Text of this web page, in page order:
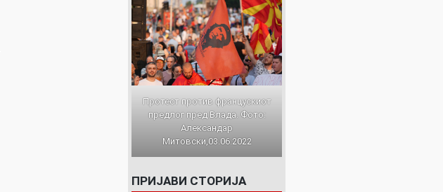
Протест против францускиот
предлог пред Влада. Фото:
Александар
Митовски,03.06.2022
ПРИЈАВИ СТОРИЈА